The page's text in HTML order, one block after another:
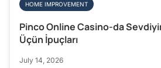
HOME IMPROVEMENT
Pinco Online Casino-da
Üçün İpuçları
July 14, 2026